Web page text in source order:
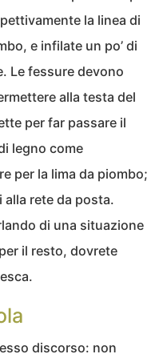
la linea di
e infilate un po’ di
Le fessure devono
alla testa del
per far passare il
legno come
per la lima da piombo;
rete da posta.
di una situazione
il resto, dovrete
discorso: non